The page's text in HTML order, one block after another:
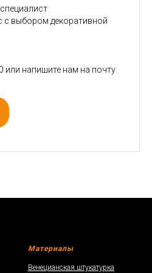
с выбором декоративной
или напишите нам на почту
Материалы
Венецианская штукатурка